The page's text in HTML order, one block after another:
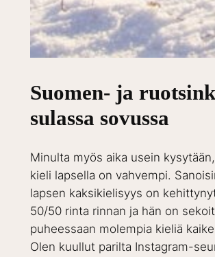
Suomen- ja
sulassa sovussa
Minulta myös aika usein
kieli lapsella on vahvempi.
lapsen kaksikielisyys on
50/50 rinta rinnan ja hän on
puheessaan molempia kieliä
Olen kuullut parilta Instagram-